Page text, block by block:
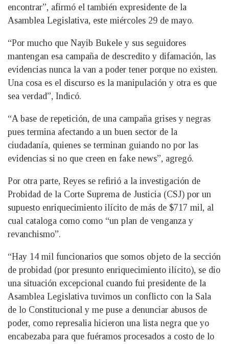
encontrar”, afirmó el también expresidente de la
Asamblea Legislativa, este miércoles 29 de mayo.
“Por mucho que Nayib Bukele y sus seguidores
mantengan esa campaña de descredito y difamación, las
evidencias nunca la van a poder tener porque no existen.
Una cosa es el discurso es la manipulación y otra es que
sea verdad”, Indicó.
“A base de repetición, de una campaña grises y negras
pues termina afectando a un buen sector de la
ciudadanía, quienes se terminan guiando no por las
evidencias si no que creen en fake news”, agregó.
Por otra parte, Reyes se refirió a la investigación de
Probidad de la Corte Suprema de Justicia (CSJ) por un
supuesto enriquecimiento ilícito de más de $717 mil, al
cual cataloga como como “un plan de venganza y
revanchismo”.
“Hay 14 mil funcionarios que somos objeto de la sección
de probidad (por presunto enriquecimiento ilícito), se dio
una situación excepcional cuando fui presidente de la
Asamblea Legislativa tuvimos un conflicto con la Sala
de lo Constitucional y me puse a denunciar abusos de
poder, como represalia hicieron una lista negra que yo
encabezaba para que fuéramos procesados a costo de lo